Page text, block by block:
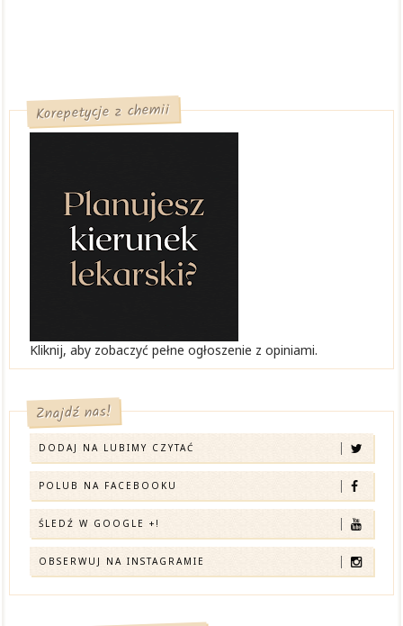
Korepetycje z chemii
Kliknij, aby zobaczyć pełne ogłoszenie z opiniami.
Znajdź nas!
DODAJ NA LUBIMY CZYTAĆ
POLUB NA FACEBOOKU
ŚLEDŹ W GOOGLE +!
OBSERWUJ NA INSTAGRAMIE